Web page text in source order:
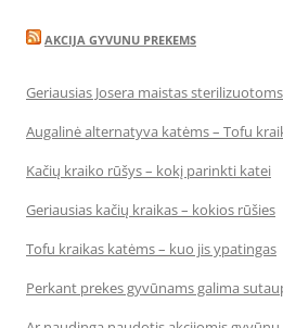
AKCIJA GYVUNU PREKEMS
Geriausias Josera maistas
Augalinė alternatyva katėms – Tofu
Kačių kraiko rūšys – kokį parinkti katei
Geriausias kačių kraikas – kokios rūšies
Tofu kraikas katėms – kuo jis ypatingas
Perkant prekes gyvūnams galima